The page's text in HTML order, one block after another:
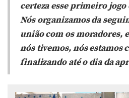
certeza esse primeiro jogo
Nós organizamos da
união com os moradores,
nós tivemos, nós estamos
finalizando até o dia da